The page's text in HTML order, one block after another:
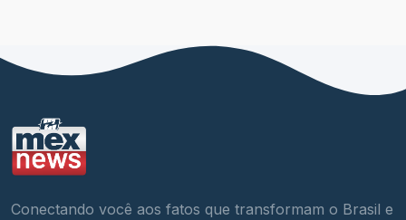
Conectando você aos fatos que transformam o Brasil e